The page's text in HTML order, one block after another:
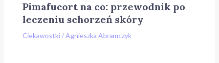
Pimafucort na co: przewodnik po
leczeniu schorzeń skóry
Ciekawostki/Agnieszka Abramczyk